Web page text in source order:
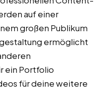
auf einer
großen Publikum
ermöglicht
ein Portfolio
für deine weitere